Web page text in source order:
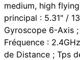
medium, high
principal : 5.31" /
Gyroscope 6-Axis
Fréquence :
de Distance ; Tps